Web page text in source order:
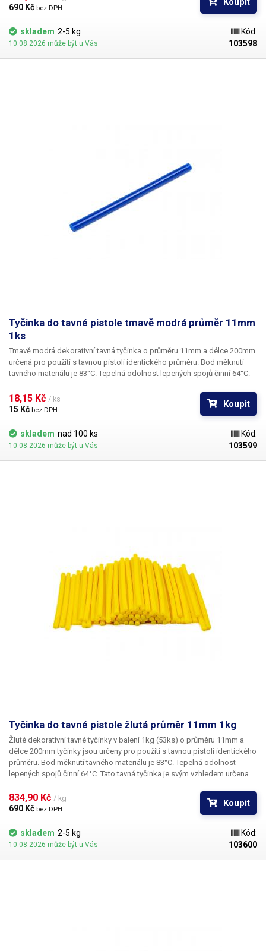
zdobení. Tyčinky se vyznačují výbornou přilnavostí k všem běžným
povrchům a materiálům jako je například dřevo, plast, karton, plasty,
keramika, korek, textil a mnoho dalších. V naší nabídce najdete
i jiné barevné odstíny.
690 Kč bez DPH
skladem 2-5 kg
10.08.2026 může být u Vás
Kód:
103598
Tyčinka do tavné pistole tmavě modrá průměr 11mm
1ks
Tmavě modrá dekorativní tavná tyčinka o průměru 11mm a délce 200mm
určená pro použití s tavnou pistolí identického průměru. Bod měknutí
tavného materiálu je 83°C. Tepelná odolnost lepených spojů činní 64°C.
účely k dekoračnímu lepení či zdobení. Tyčinky se vyznačují
výbornou přilnavostí k všem běžným povrchům a materiálům jako je
například dřevo, plast, karton, plasty, keramika, korek, textil a mnoho
18,15 Kč / ks
15 Kč bez DPH
Koupit
skladem nad 100 ks
10.08.2026 může být u Vás
Kód:
103599
Tyčinka do tavné pistole žlutá průměr 11mm 1kg
Žluté dekorativní tavné tyčinky v balení 1kg (53ks) o průměru 11mm a
délce 200mm tyčinky jsou určeny pro použití s tavnou pistolí identického
průměru. Bod měknutí tavného materiálu je 83°C. Tepelná odolnost
lepených spojů činní 64°C. Tato tavná tyčinka je svým vzhledem určena
se vyznačují výbornou přilnavostí k všem běžným povrchům a
materiálům jako je například dřevo, plast, karton, plasty, keramika, korek,
834,90 Kč / kg
690 Kč bez DPH
Koupit
skladem 2-5 kg
10.08.2026 může být u Vás
Kód:
103600